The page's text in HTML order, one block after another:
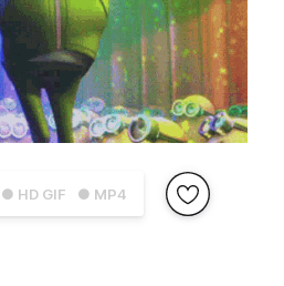
● HD GIF ● MP4